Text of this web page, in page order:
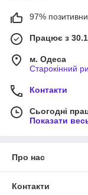
97%
Працює з
м. Одеса
Старокінний
Контакти
Сьогодні
Показати
Про нас
Контакти